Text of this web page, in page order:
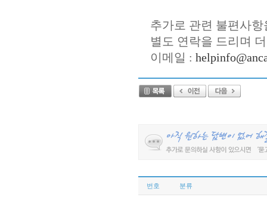
추가로 관련 불편사
별도 연락을 드리며
이메일 :
번호 분류